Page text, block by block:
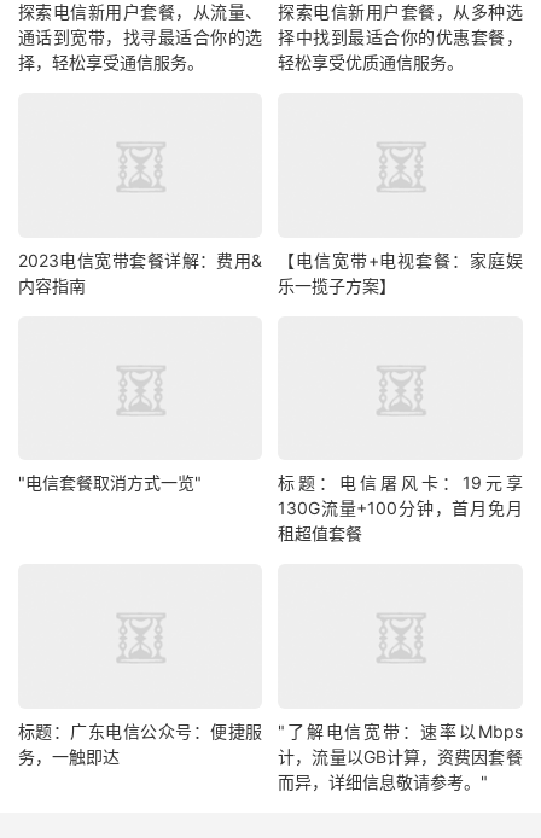
探索电信新用户套餐，从流量、
通话到宽带，找寻最适合你的选
择，轻松享受通信服务。
探索电信新用户套餐，从多种选
择中找到最适合你的优惠套餐，
轻松享受优质通信服务。
2023电信宽带套餐详解：费用&
内容指南
【电信宽带+电视套餐：家庭娱
乐一揽子方案】
"电信套餐取消方式一览"
标题：电信屠风卡：19元享
130G流量+100分钟，首月免月
租超值套餐
标题：广东电信公众号：便捷服
务，一触即达
"了解电信宽带：速率以Mbps
计，流量以GB计算，资费因套餐
而异，详细信息敬请参考。"